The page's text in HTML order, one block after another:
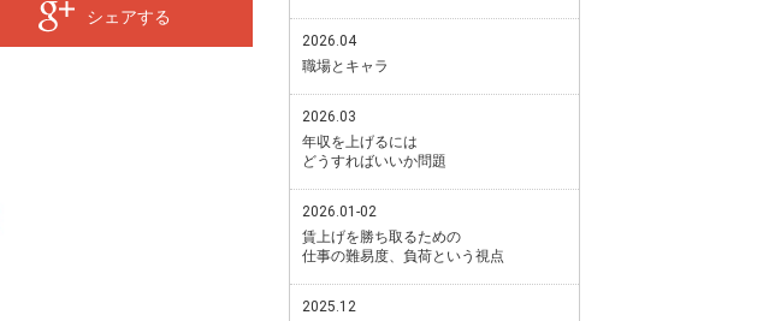
シェアする
2026.04
職場とキャラ
2026.03
年収を上げるには
どうすればいいか問題
2026.01-02
賃上げを勝ち取るための
仕事の難易度、負荷という視点
2025.12